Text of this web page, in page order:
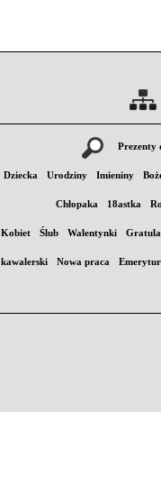
Prezenty
Dziecka Urodziny Imieniny
Chłopaka 18astka
Kobiet Ślub Walentynki
kawalerski Nowa praca